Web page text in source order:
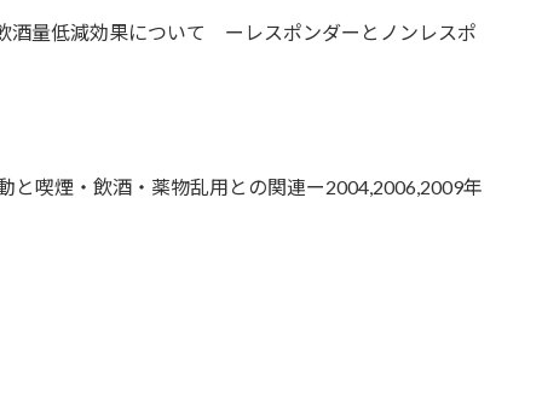
酒量低減効果について ーレスポンダーとノンレスポ
と喫煙・飲酒・薬物乱用との関連ー2004,2006,2009年